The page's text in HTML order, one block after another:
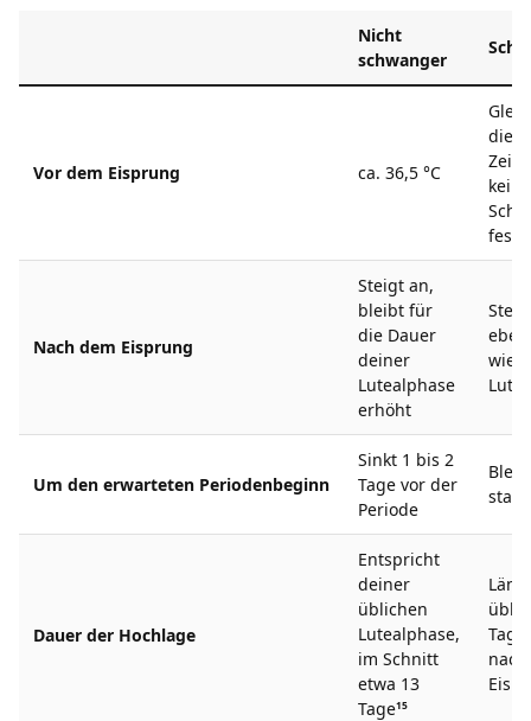
Nicht
schwanger
Vor dem Eisprung ca. 36,5 °C
keine
Nach dem Eisprung
Steigt an,
bleibt für
die Dauer
deiner
Lutealphase
erhöht
wie
Um den erwarteten Periodenbeginn
Sinkt 1 bis 2
Tage vor der
Periode
statt
Dauer der Hochlage
Entspricht
deiner
üblichen
Lutealphase,
im Schnitt
etwa 13
Tage15